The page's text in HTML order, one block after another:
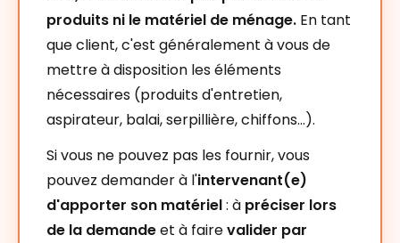
produits ni le matériel de ménage. En tant
que client, c'est généralement à vous de
mettre à disposition les éléments
nécessaires (produits d'entretien,
aspirateur, balai, serpillière, chiffons…).
Si vous ne pouvez pas les fournir, vous
pouvez demander à l'intervenant(e)
d'apporter son matériel: à préciser lors
de la demandeet à fairevalider par